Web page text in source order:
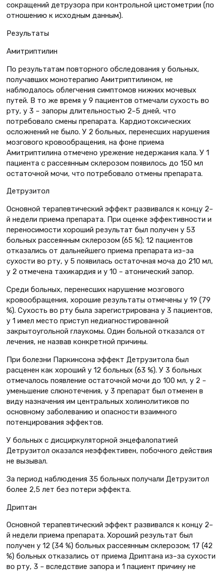
сокращений детрузора при контрольной цистометрии (по
отношению к исходным данным).
Результаты
Амитриптилин
По результатам повторного обследования у больных,
получавших монотерапию Амитриптилином, не
наблюдалось облегчения симптомов нижних мочевых
путей. В то же время у 9 пациентов отмечали сухость во
рту, у 3 – запоры длительностью 2–5 дней, что
потребовало смены препарата. Кардиотоксических
осложнений не было. У 2 больных, перенесших нарушения
мозгового кровообращения, на фоне приема
Амитриптилина отмечено урежение недержания кала. У 1
пациента с рассеянным склерозом появилось до 150 мл
остаточной мочи, что потребовало отмены препарата.
Детрузитол
Основной терапевтический эффект развивался к концу 2–
й недели приема препарата. При оценке эффективности и
переносимости хороший результат был получен у 53
больных рассеянным склерозом (65 %); 12 пациентов
отказались от дальнейшего приема препарата из–за
сухости во рту, у 5 появилась остаточная моча до 210 мл,
у 2 отмечена тахикардия и у 10 – атонический запор.
Среди больных, перенесших нарушение мозгового
кровообращения, хорошие результаты отмечены у 19 (79
%). Сухость во рту была зарегистрирована у 3 пациентов,
у 1 имел место приступ недиагностированной
закрытоугольной глаукомы. Один больной отказался от
лечения, не назвав конкретной причины.
При болезни Паркинсона эффект Детрузитола был
расценен как хороший у 12 больных (63 %). У 3 больных
отмечалось появление остаточной мочи до 100 мл, у 2 –
уменьшение слюнотечения, у 3 препарат был отменен в
виду назначения им центральных холинолитиков по
основному заболеванию и опасности взаимного
потенцирования эффектов.
У больных с дисциркуляторной энцефалопатией
Детрузитол оказался неэффективен, побочного действия
не вызывал.
За период наблюдения 35 больных получали Детрузитол
более 2,5 лет без потери эффекта.
Дриптан
Основной терапевтический эффект развивался к концу 2–
й недели приема препарата. Хороший результат был
получен у 12 (34 %) больных рассеянным склерозом; 17 (42
%) больных отказались от приема Дриптана из–за сухости
во рту, 3 – вследствие запора и 1 пациент причину не